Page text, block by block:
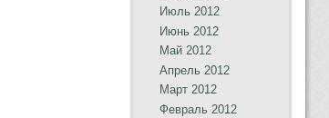
Июль 2012
Июнь 2012
Май 2012
Апрель 2012
Март 2012
Февраль 2012